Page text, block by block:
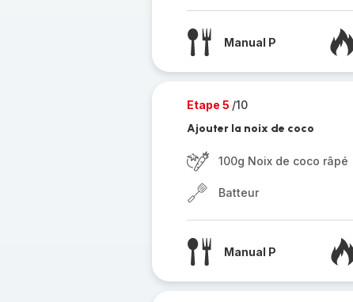
Manual P
Etape 5 /10
Ajouter la noix de coco
100g Noix de coco râpé
Batteur
Manual P